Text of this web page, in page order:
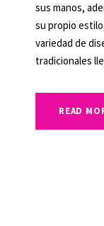
sus manos,
su propio
variedad de
tradicionales
READ